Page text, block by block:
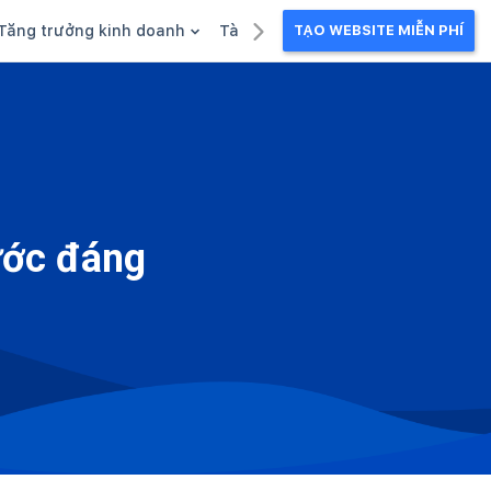
trưởng kinh doanh Tài liệu kinh doanhTẠO WEBSITE MIỄN PHÍ
đáng